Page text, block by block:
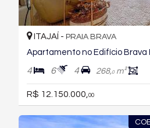
ITAJAÍ - PRAIA BRAVA
Apartamento no Edifício Brava
4 6 4 268,0m²
R$ 12.150.000,00